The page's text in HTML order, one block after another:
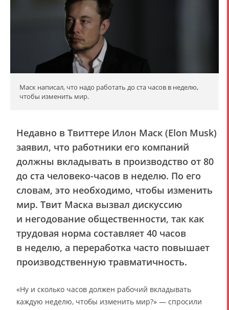
Маск написал, что надо работать до ста часов в неделю,
чтобы изменить мир.
Недавно в Твиттере Илон Маск (Elon Musk)
заявил, что работники его компаний
должны вкладывать в производство от 80
до ста человеко-часов в неделю. По его
словам, это необходимо, чтобы изменить
мир. Твит Маска вызвал дискуссию
и негодование общественности, так как
трудовая норма составляет 40 часов
в неделю, а переработка часто повышает
производственную травматичность.
«Ну и сколько часов должен рабочий вкладывать
каждую неделю, чтобы изменить мир?» — спросили